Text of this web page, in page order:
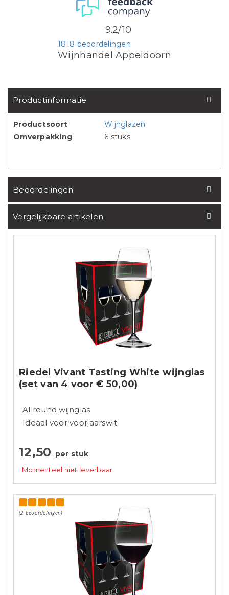
Wijnhandel Appeldoorn
1818 beoordelingen
9.2/10
Productinformatie
Productsoort
Wijnglazen
Omverpakking
6 stuks
Beoordelingen
Vergelijkbare artikelen
Riedel Vivant Tasting White wijnglas
(set van 4 voor € 50,00)
Allround wijnglas
Ideaal voor voorjaarswit
12,50 per stuk
Momenteel niet leverbaar
(2 beoordelingen)